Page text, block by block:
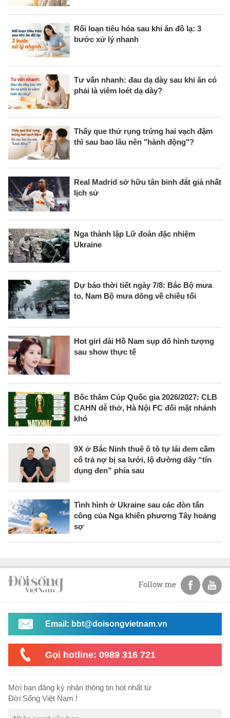
Rối loạn tiêu hóa sau khi ăn đồ lạ: 3
bước xử lý nhanh
Tư vấn nhanh: đau dạ dày sau khi ăn có
phải là viêm loét dạ dày?
Thấy que thử rụng trứng hai vạch đậm
thì sau bao lâu nên "hành động"?
Real Madrid sở hữu tân binh đắt giá nhất
lịch sử
Nga thành lập Lữ đoàn đặc nhiệm
Ukraine
Dự báo thời tiết ngày 7/8: Bắc Bộ mưa
to, Nam Bộ mưa dông về chiều tối
Hot girl đài Hồ Nam sụp đổ hình tượng
sau show thực tế
Bốc thăm Cúp Quốc gia 2026/2027: CLB
CAHN dễ thở, Hà Nội FC đối mặt nhánh
khó
9X ở Bắc Ninh thuê ô tô tự lái đem cầm
cố trả nợ bị sa lưới, lộ đường dây “tín
dụng đen” phía sau
Tình hình ở Ukraine sau các đòn tấn
công của Nga khiến phương Tây hoảng
sợ
Follow me
Email: bbt@doisongvietnam.vn
Gọi hotline: 0989 316 721
Mời bạn đăng ký nhận thông tin hot nhất từ
Đời Sống Việt Nam !